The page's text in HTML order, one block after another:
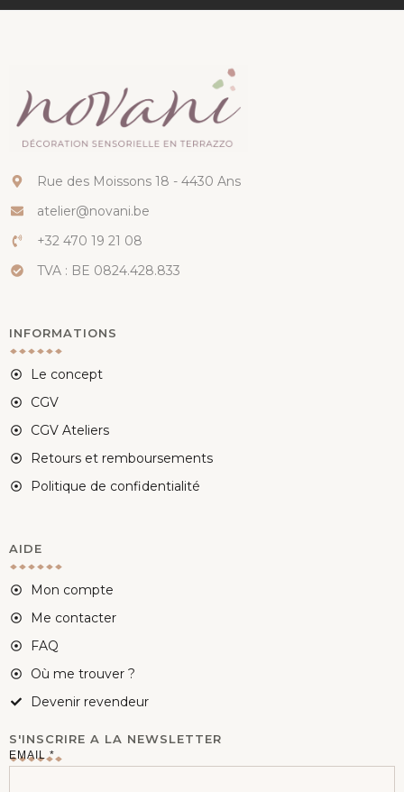
Rue des Moissons 18 - 4430 Ans
atelier@novani.be
+32 470 19 21 08
TVA : BE 0824.428.833
INFORMATIONS
Le concept
CGV
CGV Ateliers
Retours et remboursements
Politique de confidentialité
AIDE
Mon compte
Me contacter
FAQ
Où me trouver ?
Devenir revendeur
S'INSCRIRE A LA NEWSLETTER
E
EMAIL*